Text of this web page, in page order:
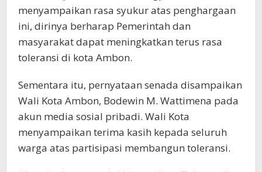
menyampaikan rasa syukur atas penghargaan
ini, dirinya berharap Pemerintah dan
masyarakat dapat meningkatkan terus rasa
toleransi di kota Ambon.
Sementara itu, pernyataan senada disampaikan
Wali Kota Ambon, Bodewin M. Wattimena pada
akun media sosial pribadi. Wali Kota
menyampaikan terima kasih kepada seluruh
warga atas partisipasi membangun toleransi.